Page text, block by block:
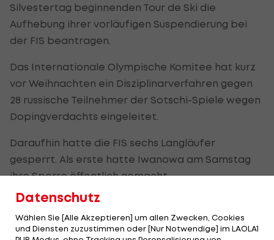
Silvestertag beginnenden Tour de Ski die
Aufhebung ihrer vorläufigen Suspendierung bei
der FIS beantragen.
Das Internationale Olympische Komitee hat kurz
vor Weihnachten ein Disziplinarverfahren gegen
28 russische Teilnehmer der Sotschi-Spiele wegen
Dopingverdachts eingeleitet.
Daraufhin hatte die FIS sechs Langläufer
gesperrt. Als erste hatte Iwanowa am Samstag
ihre Sperre öffentlich gemacht.
Laut Trainer Oleg Perewozschikow sollen auch
Maxim Vylegzhanin, hinter Legkov 2014 in Sotschi
Olympiazweiter über 50 km, sowie Alexej
Datenschutz
Wählen Sie [Alle Akzeptieren] um allen Zwecken, Cookies
und Diensten zuzustimmen oder [Nur Notwendige] im LAOLA1